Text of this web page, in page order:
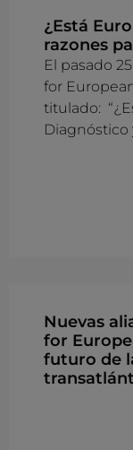
¿Está
razones
El pasado
for
titulado:
Diagnóstico
Nuevas
for
futuro de